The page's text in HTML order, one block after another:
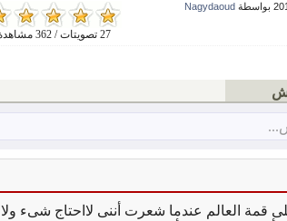
27 تصويتات / 362 مشاهدة
Nagydaoud
قمة العالم عندما شعرت أننى لااحتاج شىء ولا